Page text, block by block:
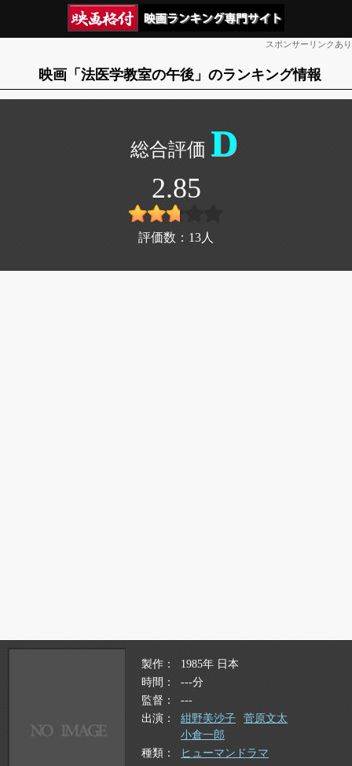
スポンサーリンクあり
映画「法医学教室の午後」のランキング情報
D
2.85
評価数： 13 人
製作
1985年 日本
時間
---分
監督
---
出演
紺野美沙子
菅原文太
小倉一郎
種類
ヒューマンドラマ